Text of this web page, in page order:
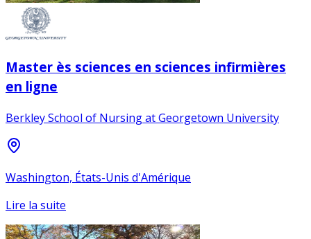
Master ès sciences en sciences infirmières
en ligne
Berkley School of Nursing at Georgetown University
Washington, États-Unis d'Amérique
Lire la suite